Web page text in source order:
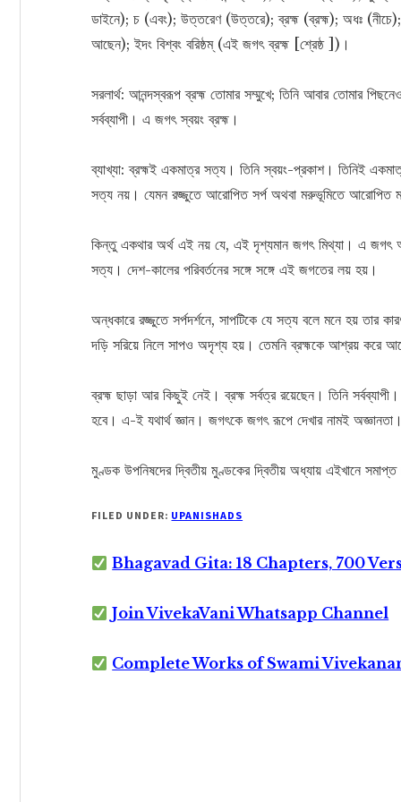
ডাইনে); চ (এবং); উত্তরেণ (উত্তরে); ব্রহ্ম (ব্রহ্ম); অধঃ
আছেন); ইদং বিশ্বং বরিষ্ঠম্‌ (এই জগৎ ব্রহ্ম [শ্রেষ্ঠ ])।
সরলার্থ: আনন্দস্বরূপ ব্রহ্ম তোমার সম্মুখে; তিনি আবার তোমার
সর্বব্যাপী। এ জগৎ স্বয়ং ব্রহ্ম।
ব্যাখ্যা: ব্রহ্মই একমাত্র সত্য। তিনি স্বয়ং-প্রকাশ। তিনিই
সত্য নয়। যেমন রজ্জুতে আরোপিত সর্প অথবা মরুভূমিতে আরোপিত
কিন্তু একথার অর্থ এই নয় যে, এই দৃশ্যমান জগৎ মিথ্যা। এ জগৎ
সত্য। দেশ-কালের পরিবর্তনের সঙ্গে সঙ্গে এই জগতের লয় হয়।
অন্ধকারে রজ্জুতে সর্পদর্শনে, সাপটিকে যে সত্য বলে মনে হয় তার
দড়ি সরিয়ে নিলে সাপও অদৃশ্য হয়। তেমনি ব্রহ্মকে আশ্রয় করে
ব্রহ্ম ছাড়া আর কিছুই নেই। ব্রহ্ম সর্বত্র রয়েছেন। তিনি
হবে। এ-ই যথার্থ জ্ঞান। জগৎকে জগৎ রূপে দেখার নামই অজ্ঞানতা।
মুণ্ডক উপনিষদের দ্বিতীয় মুণ্ডকের দ্বিতীয় অধ্যায় এইখানে
FILED UNDER: UPANISHADS
Bhagavad Gita: 18 Chapters, 700
Join VivekaVani Whatsapp Channel
Complete Works of Swami